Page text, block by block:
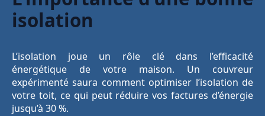
isolation
L’isolation joue un rôle clé dans l’efficacité
énergétique de votre maison. Un couvreur
expérimenté saura comment optimiser l’isolation de
votre toit, ce qui peut réduire vos factures d’énergie
jusqu’à 30 %.